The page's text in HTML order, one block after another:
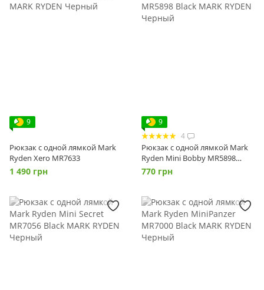
9
Рюкзак с одной лямкой Mark
Ryden Xero MR7633
1 490 грн
9
4
Рюкзак с одной лямкой Mark
Ryden Mini Bobby MR5898
Black
770 грн